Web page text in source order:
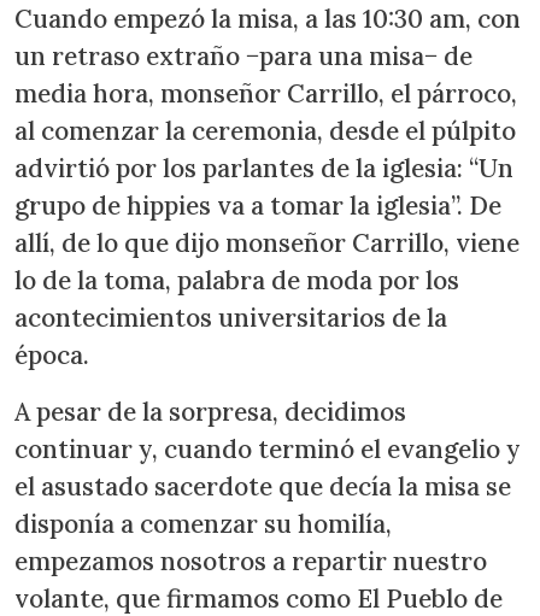
Cuando empezó la misa, a las 10:30 am, con
un retraso extraño −para una misa− de
media hora, monseñor Carrillo, el párroco,
al comenzar la ceremonia, desde el púlpito
advirtió por los parlantes de la iglesia: “Un
grupo de hippies va a tomar la iglesia”. De
allí, de lo que dijo monseñor Carrillo, viene
lo de la toma, palabra de moda por los
acontecimientos universitarios de la
época.
A pesar de la sorpresa, decidimos
continuar y, cuando terminó el evangelio y
el asustado sacerdote que decía la misa se
disponía a comenzar su homilía,
empezamos nosotros a repartir nuestro
volante, que firmamos como El Pueblo de